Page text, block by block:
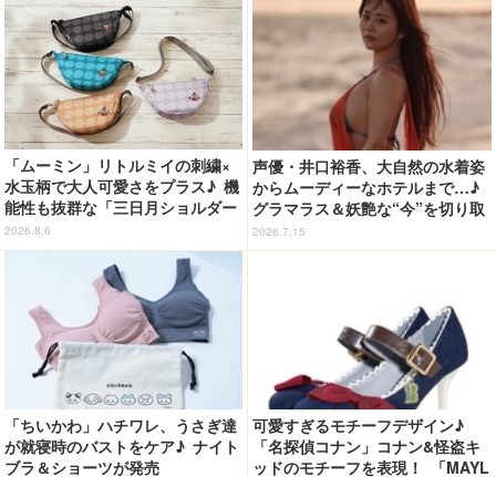
オラの妖怪バケ～ション』公開記
念】
「ムーミン」リトルミイの刺繍×
水玉柄で大人可愛さをプラス♪ 機
能性も抜群な「三日月ショルダー
バッグ」が新登場
2026.8.6
声優・井口裕香、大自然の水着姿
からムーディーなホテルまで…♪
グラマラス＆妖艶な“今”を切り取
り！3冊目写真集が発売中
2026.7.15
「ちいかわ」ハチワレ、うさぎ達
が就寝時のバストをケア♪ ナイト
ブラ＆ショーツが発売
可愛すぎるモチーフデザイン♪
「名探偵コナン」コナン&怪盗キ
ッドのモチーフを表現！ 「MAYL